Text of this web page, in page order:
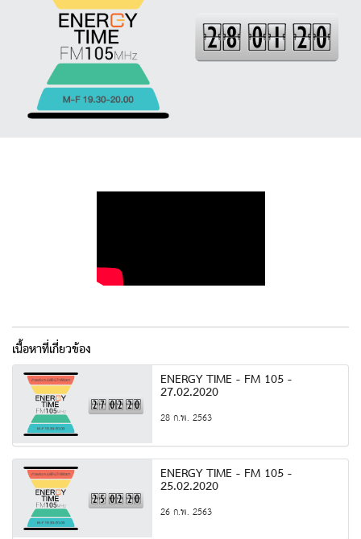
เนื้อหาที่เกี่ยวข้อง
ENERGY TIME - FM 105 -
27.02.2020
28 ก.พ. 2563
ENERGY TIME - FM 105 -
25.02.2020
26 ก.พ. 2563